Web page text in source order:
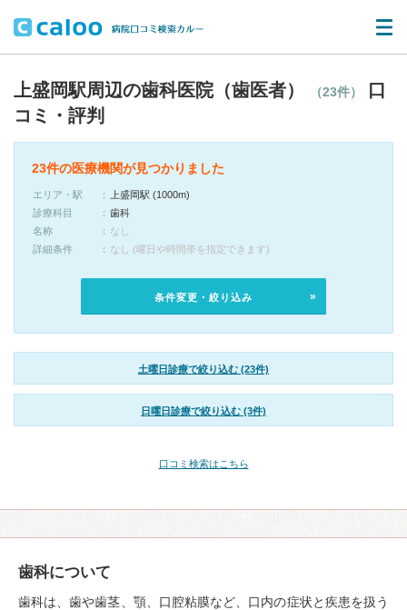
上盛岡駅周辺の歯科医院（歯医者） （23件）
口
コミ・評判
23件の医療機関が見つかりました
エリア・駅
上盛岡駅 (1000m)
診療科目
歯科
名称
なし
詳細条件
なし (曜日や時間帯を指定できます)
条件変更・絞り込み
土曜日診療で絞り込む (23件)
日曜日診療で絞り込む (3件)
口コミ検索はこちら
歯科について
歯科は、歯や歯茎、顎、口腔粘膜など、口内の症状と疾患を扱う